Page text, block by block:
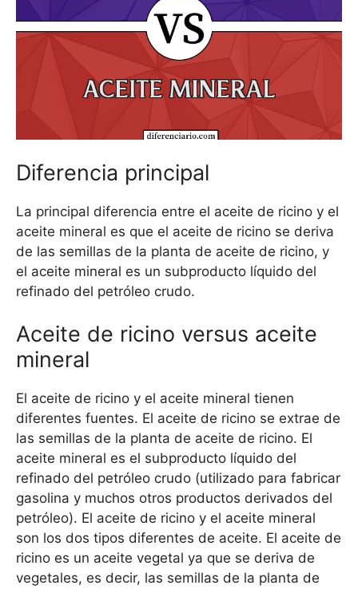
Diferencia principal
La principal diferencia entre el aceite de ricino y el
aceite mineral es que el aceite de ricino se deriva
de las semillas de la planta de aceite de ricino, y
el aceite mineral es un subproducto líquido del
refinado del petróleo crudo.
Aceite de ricino versus aceite
mineral
El aceite de ricino y el aceite mineral tienen
diferentes fuentes. El aceite de ricino se extrae de
las semillas de la planta de aceite de ricino. El
aceite mineral es el subproducto líquido del
refinado del petróleo crudo (utilizado para fabricar
gasolina y muchos otros productos derivados del
petróleo). El aceite de ricino y el aceite mineral
son los dos tipos diferentes de aceite. El aceite de
ricino es un aceite vegetal ya que se deriva de
vegetales, es decir, las semillas de la planta de